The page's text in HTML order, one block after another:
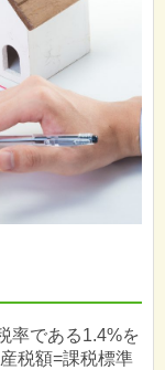
率である1.4%を
税額=課税標準